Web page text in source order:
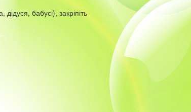
бабусі), закріпіть